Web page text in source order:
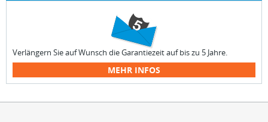
Verlängern Sie auf Wunsch die Garantiezeit auf bis zu 5 Jahre.
MEHR INFOS